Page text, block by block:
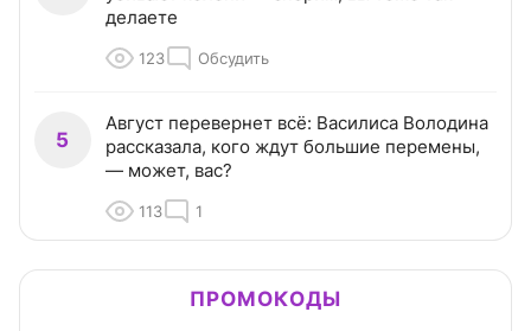
делаете
123 Обсудить
5
Август перевернет всё: Василиса Володина
рассказала, кого ждут большие перемены,
— может, вас?
113 1
ПРОМОКОДЫ